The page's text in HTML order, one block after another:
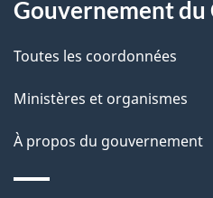
Gouvernement du
Toutes les coordonnées
Ministères et organismes
À propos du gouvernement